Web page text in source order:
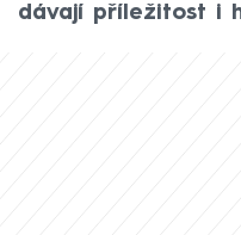
dávají příležitost i